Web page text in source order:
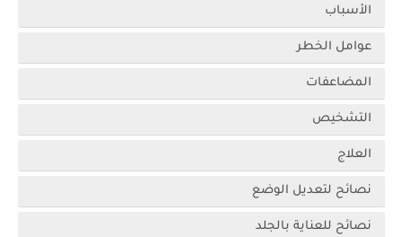
الأسباب
عوامل الخطر
المضاعفات
التشخيص
العلاج
نصائح لتعديل الوضع
نصائح للعناية بالجلد